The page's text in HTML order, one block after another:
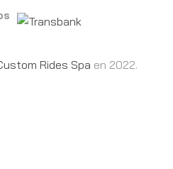
Rides Spa en 2022.